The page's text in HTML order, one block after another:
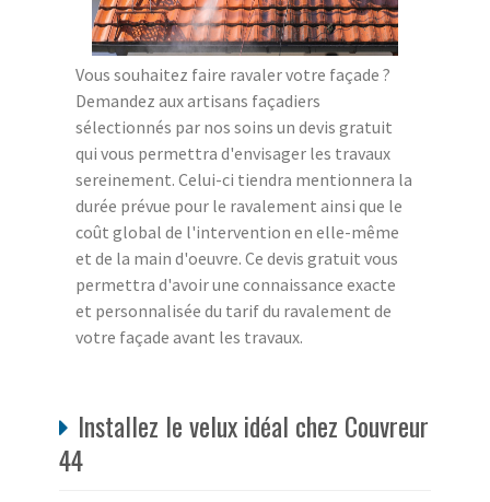
Vous souhaitez faire ravaler votre façade ?
Demandez aux artisans façadiers
sélectionnés par nos soins un devis gratuit
qui vous permettra d'envisager les travaux
sereinement. Celui-ci tiendra mentionnera la
durée prévue pour le ravalement ainsi que le
coût global de l'intervention en elle-même
et de la main d'oeuvre. Ce devis gratuit vous
permettra d'avoir une connaissance exacte
et personnalisée du tarif du ravalement de
votre façade avant les travaux.
Installez le velux idéal chez Couvreur
44